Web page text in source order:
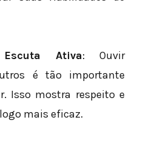
Ativa: Ouvir
é tão importante
Isso mostra respeito e
mais eficaz.